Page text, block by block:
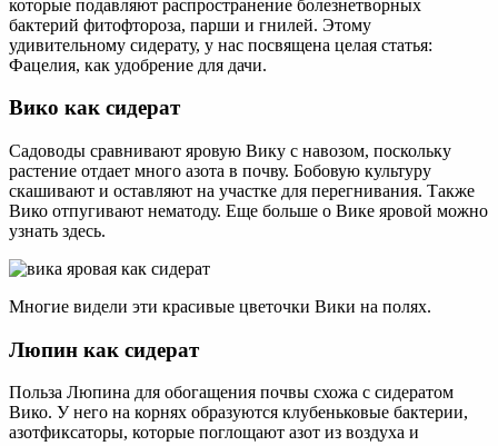
которые подавляют распространение болезнетворных
бактерий фитофтороза, парши и гнилей. Этому
удивительному сидерату, у нас посвящена целая статья:
Фацелия, как удобрение для дачи.
Вико как сидерат
Садоводы сравнивают яровую Вику с навозом, поскольку
растение отдает много азота в почву. Бобовую культуру
скашивают и оставляют на участке для перегнивания. Также
Вико отпугивают нематоду. Еще больше о Вике яровой можно
узнать здесь.
Многие видели эти красивые цветочки Вики на полях.
Люпин как сидерат
Польза Люпина для обогащения почвы схожа с сидератом
Вико. У него на корнях образуются клубеньковые бактерии,
азотфиксаторы, которые поглощают азот из воздуха и